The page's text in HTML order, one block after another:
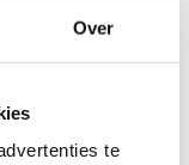
Over
te